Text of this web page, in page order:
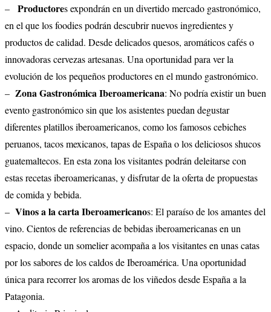
–
Productores expondrán en un divertido mercado gastronómico,
en el que los foodies podrán descubrir nuevos ingredientes y
productos de calidad. Desde delicados quesos, aromáticos cafés o
innovadoras cervezas artesanas. Una oportunidad para ver la
evolución de los pequeños productores en el mundo gastronómico.
– Zona Gastronómica Iberoamericana: No podría existir un buen
evento gastronómico sin que los asistentes puedan degustar
diferentes platillos iberoamericanos, como los famosos cebiches
peruanos, tacos mexicanos, tapas de España o los deliciosos shucos
guatemaltecos. En esta zona los visitantes podrán deleitarse con
estas recetas iberoamericanas, y disfrutar de la oferta de propuestas
de comida y bebida.
– Vinos a la carta Iberoamericanos: El paraíso de los amantes del
vino. Cientos de referencias de bebidas iberoamericanas en un
espacio, donde un somelier acompaña a los visitantes en unas catas
por los sabores de los caldos de Iberoamérica. Una oportunidad
única para recorrer los aromas de los viñedos desde España a la
Patagonia.